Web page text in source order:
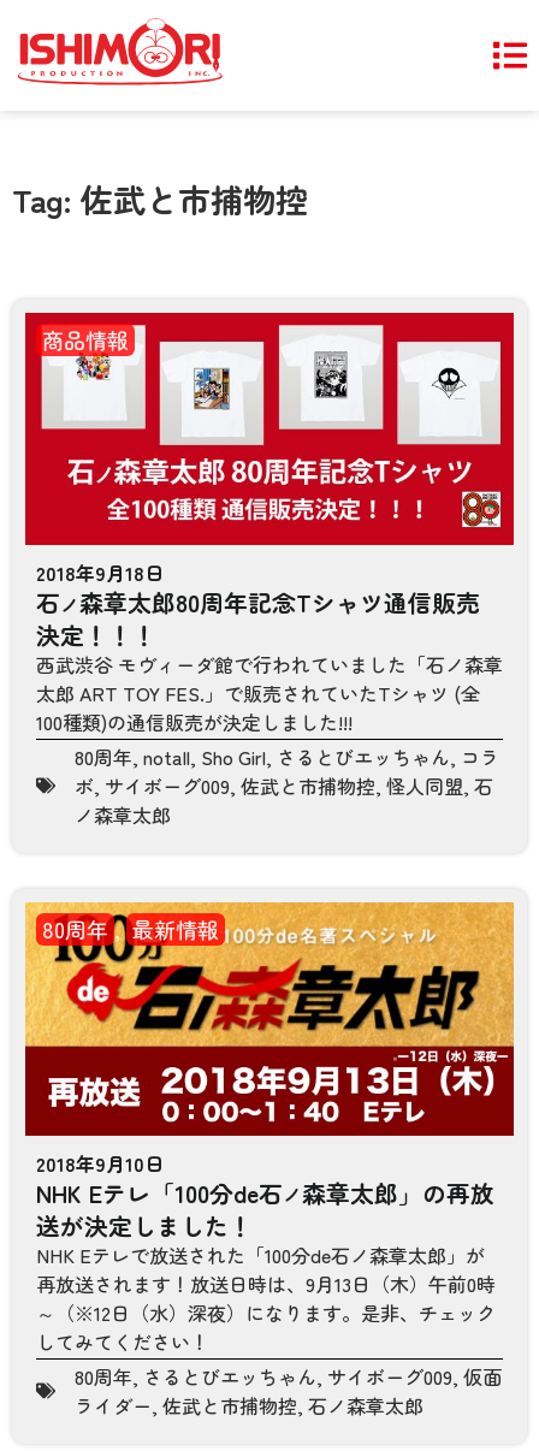
Tag: 佐武と市捕物控
商品情報
2018年9月18日
石ノ森章太郎80周年記念Tシャツ通信販売
決定！！！
西武渋谷 モヴィーダ館で行われていました「石ノ森章
太郎 ART TOY FES.」で販売されていたTシャツ (全
100種類)の通信販売が決定しました!!!
80周年, notall, Sho Girl, さるとびエッちゃん, コラ
ボ, サイボーグ009, 佐武と市捕物控, 怪人同盟, 石
ノ森章太郎
80周年,最新情報
2018年9月10日
NHK Eテレ「100分de石ノ森章太郎」の再放
送が決定しました！
NHK Eテレで放送された「100分de石ノ森章太郎」が
再放送されます！放送日時は、9月13日（木）午前0時
～（※12日（水）深夜）になります。是非、チェック
してみてください！
80周年, さるとびエッちゃん, サイボーグ009, 仮面
ライダー, 佐武と市捕物控, 石ノ森章太郎